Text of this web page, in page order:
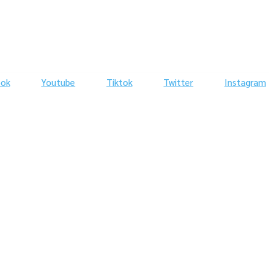
Youtube Tiktok Twitter Instagram